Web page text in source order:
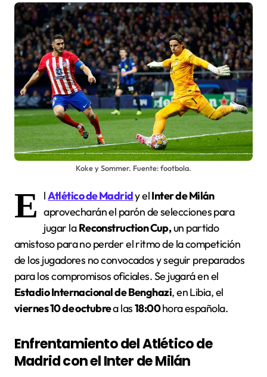
Koke y Sommer. Fuente: footbola.
E lAtlético de Madridy elInter de Milán
aprovecharán el parón de selecciones para
jugar laReconstruction Cup,un partido
amistoso para no perder el ritmo de la competición
de los jugadores no convocados y seguir preparados
para los compromisos oficiales. Se jugará en el
Estadio Internacional de Benghazi, en Libia, el
viernes 10 de octubrea las18:00hora española.
Enfrentamiento del Atlético de
Madrid con el Inter de Milán